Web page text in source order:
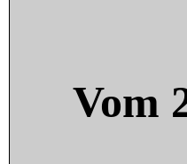
Vom